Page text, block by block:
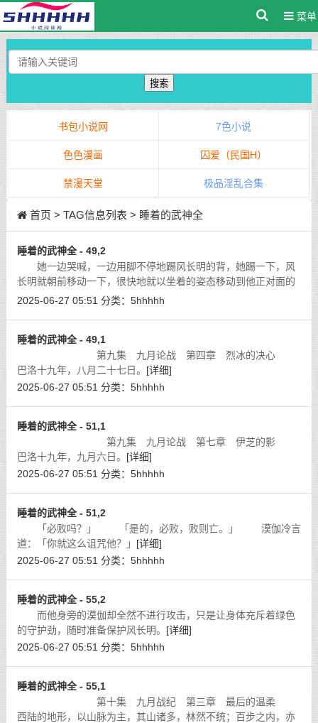
菜单
搜索
书包小说网 7色小说
色色漫画 囚爱（民国H）
禁漫天堂 极品淫乱合集
首页 > TAG信息列表 > 睡着的武神全
睡着的武神全 - 49,2
她一边哭喊，一边用脚不停地踢风长明的背，她踢一下，风
长明就朝前移动一下，很快地就以坐着的姿态移动到他正对面的
巴洛渺的身前，巴洛渺抽了一把剑直指前方，冷冷地道：「你可
2025-06-27 05:51 分类： 5hhhhh
睡着的武神全 - 49,1
第九集 九月论战 第四章 烈冰的决心
巴洛十九年，八月二十七日。 [详细]
2025-06-27 05:51 分类： 5hhhhh
睡着的武神全 - 51,1
第九集 九月论战 第七章 伊芝的影
巴洛十九年，九月六日。 [详细]
2025-06-27 05:51 分类： 5hhhhh
睡着的武神全 - 51,2
「必败吗？」 「是的，必败，败则亡。」 漠伽冷言
道：「你就这么诅咒他？」 [详细]
2025-06-27 05:51 分类： 5hhhhh
睡着的武神全 - 55,2
而他身旁的漠伽却全然不进行攻击，只是让身体充斥着绿色
的守护劲，随时准备保护风长明。 [详细]
2025-06-27 05:51 分类： 5hhhhh
睡着的武神全 - 55,1
第十集 九月战纪 第三章 最后的温柔
西陆的地形，以山脉为主，其山诸多，林然不统；百步之内，亦